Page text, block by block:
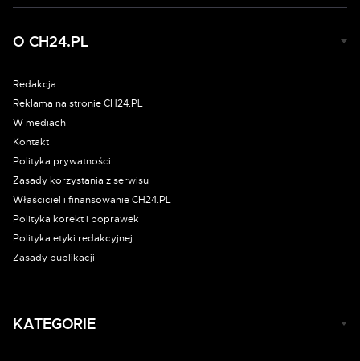
O CH24.PL
Redakcja
Reklama na stronie CH24.PL
W mediach
Kontakt
Polityka prywatności
Zasady korzystania z serwisu
Właściciel i finansowanie CH24.PL
Polityka korekt i poprawek
Polityka etyki redakcyjnej
Zasady publikacji
KATEGORIE